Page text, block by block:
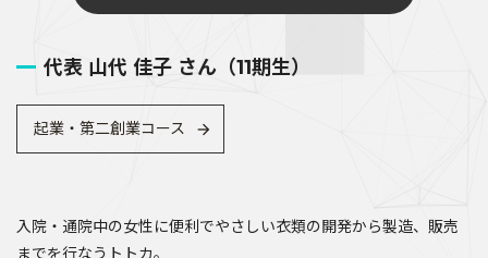
代表 山代 佳子 さん（11期生）
起業・第二創業コース
入院・通院中の女性に便利でやさしい衣類の開発から製造、販売
までを行なうトトカ。